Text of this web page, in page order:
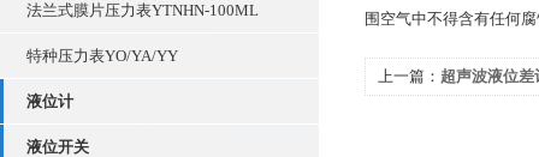
法兰式膜片压力表YTNHN-100ML
特种压力表YO/YA/YY
液位计
液位开关
围空气中不得含有任何
上一篇： 超声波液位差